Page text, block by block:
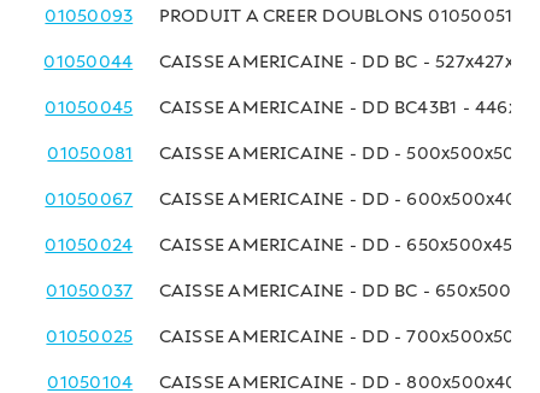
01050093 PRODUIT A CREER DOUBLONS 01050051
01050044 CAISSE AMERICAINE - DD BC -
01050045 CAISSE AMERICAINE - DD BC43B1 -
01050081 CAISSE AMERICAINE - DD - 500x500x500
01050067 CAISSE AMERICAINE - DD - 600x500x400
01050024 CAISSE AMERICAINE - DD - 650x500x450
01050037 CAISSE AMERICAINE - DD BC -
01050025 CAISSE AMERICAINE - DD - 700x500x500
01050104 CAISSE AMERICAINE - DD - 800x500x400